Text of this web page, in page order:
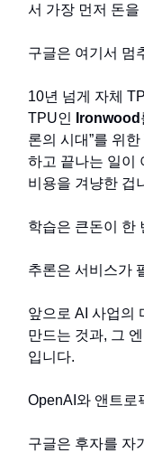
서 가장 먼저 돈을
구글은 여기서 멈
10년 넘게 자체
TPU인
Ironwood
론의 시대”를 위
하고 끝나는 일이
비용을 겨냥한 겁
학습은 큰돈이 한
추론은 서비스가
앞으로 AI 사업의
만드는 것과, 그
입니다.
OpenAI와 앤트로
구글은 후자를 자